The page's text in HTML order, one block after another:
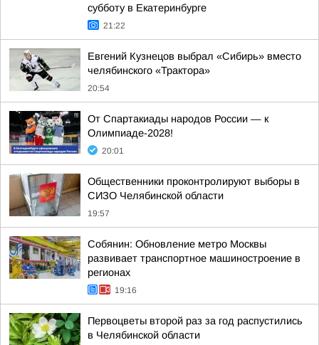
субботу в Екатеринбурге
21:22
Евгений Кузнецов выбрал «Сибирь» вместо
челябинского «Трактора»
20:54
От Спартакиады народов России — к
Олимпиаде-2028!
20:01
Общественники проконтролируют выборы в
СИЗО Челябинской области
19:57
Собянин: Обновление метро Москвы
развивает транспортное машиностроение в
регионах
19:16
Первоцветы второй раз за год распустились
в Челябинской области